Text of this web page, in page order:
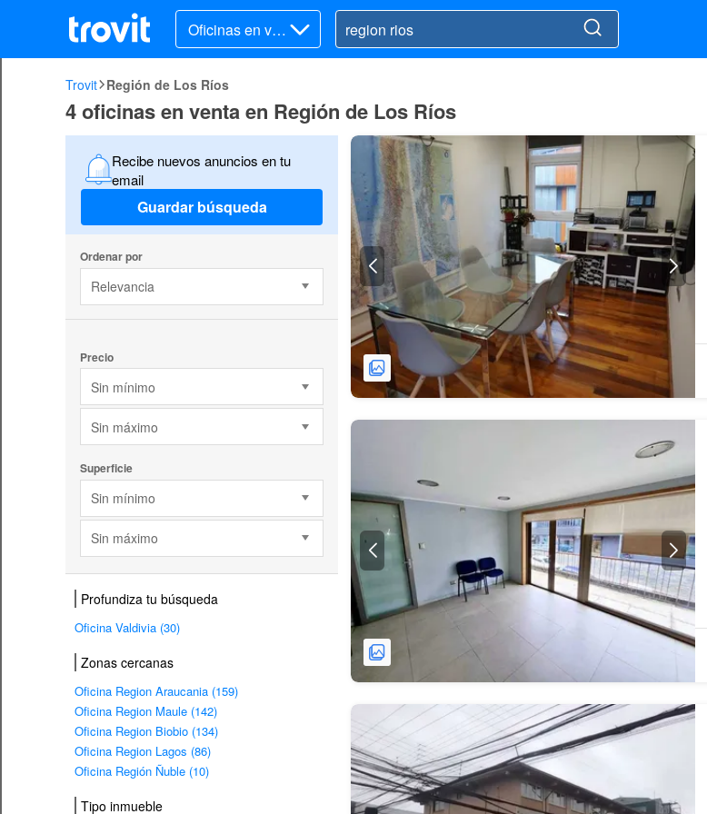
Oficinas en ven
ta
Trovit Región de Los Ríos
4 oficinas en venta en Región de Los Ríos
Recibe nuevos anuncios en tu
email
Guardar búsqueda
Ordenar por
Relevancia
Precio
Sin mínimo
Sin máximo
Superficie
Sin mínimo
Sin máximo
Profundiza tu búsqueda
Oficina Valdivia (30)
Zonas cercanas
Oficina Region Araucania (159)
Oficina Region Maule (142)
Oficina Region Biobio (134)
Oficina Region Lagos (86)
Oficina Región Ñuble (10)
Tipo inmueble